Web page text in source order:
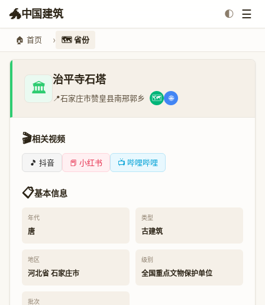
🐲中国建筑 🌓 ☰
🏠 首页 🗺️ 省份
🏛️ 治平寺石塔
📍石家庄市赞皇县南邢郭乡 🗺️ 🌐
🎬相关视频
🎵 抖音 📕 小红书 📺 哔哩哔哩
📋基本信息
年代
唐
类型
古建筑
地区
河北省 石家庄市
级别
全国重点文物保护单位
批次